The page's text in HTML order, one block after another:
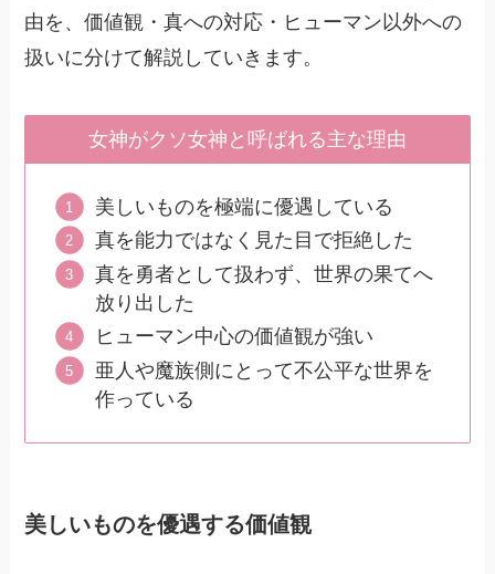
由を、価値観・真への対応・ヒューマン以外への
扱いに分けて解説していきます。
女神がクソ女神と呼ばれる主な理由
美しいものを極端に優遇している
真を能力ではなく見た目で拒絶した
真を勇者として扱わず、世界の果てへ
放り出した
ヒューマン中心の価値観が強い
亜人や魔族側にとって不公平な世界を
作っている
美しいものを優遇する価値観